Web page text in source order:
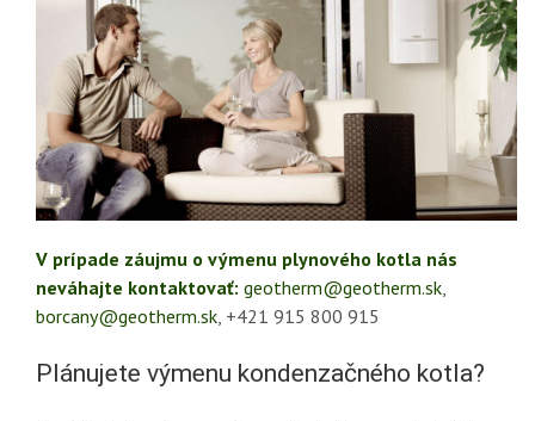
V prípade záujmu o výmenu plynového kotla nás
neváhajte kontaktovať: geotherm@geotherm.sk,
borcany@geotherm.sk, +421 915 800 915
Plánujete výmenu kondenzačného kotla?